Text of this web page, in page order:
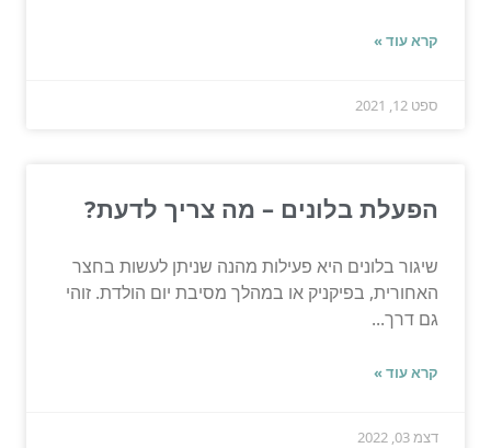
קרא עוד »
ספט 12, 2021
הפעלת בלונים – מה צריך לדעת?
שיגור בלונים היא פעילות מהנה שניתן לעשות בחצר
האחורית, בפיקניק או במהלך מסיבת יום הולדת. זוהי
גם דרך...
קרא עוד »
דצמ 03, 2022